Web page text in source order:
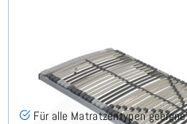
Nimbo 44 NV - Lattenrost
Für alle Matratzentypen